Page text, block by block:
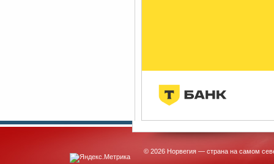
© 2026 Норвегия — страна на самом